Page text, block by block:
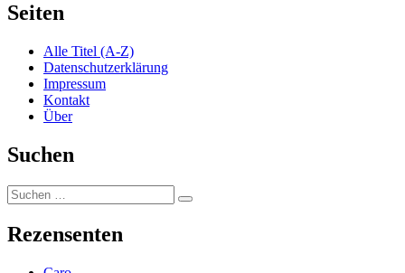
Seiten
Alle Titel (A-Z)
Datenschutzerklärung
Impressum
Kontakt
Über
Suchen
Suchen
nach:
Suchen
Rezensenten